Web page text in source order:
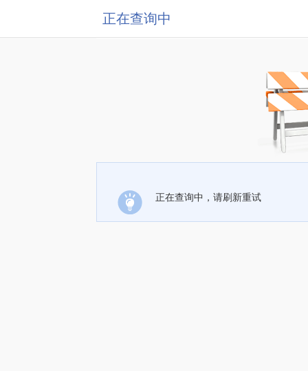
正在查询中
正在查询中，请刷新重试